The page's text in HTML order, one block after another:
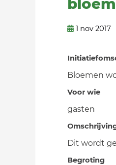
1 nov 2017
Bloemen
Voor wie
gasten
Dit wordt
Begroting